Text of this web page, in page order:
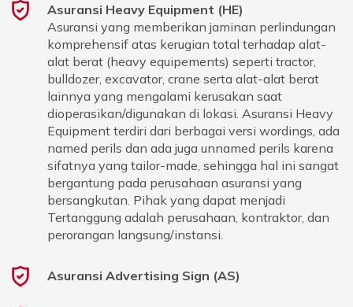
Asuransi Heavy Equipment (HE)
Asuransi yang memberikan jaminan perlindungan
komprehensif atas kerugian total terhadap alat-
alat berat (heavy equipements) seperti tractor,
bulldozer, excavator, crane serta alat-alat berat
lainnya yang mengalami kerusakan saat
dioperasikan/digunakan di lokasi. Asuransi Heavy
Equipment terdiri dari berbagai versi wordings, ada
named perils dan ada juga unnamed perils karena
sifatnya yang tailor-made, sehingga hal ini sangat
bergantung pada perusahaan asuransi yang
bersangkutan. Pihak yang dapat menjadi
Tertanggung adalah perusahaan, kontraktor, dan
perorangan langsung/instansi.
Asuransi Advertising Sign (AS)